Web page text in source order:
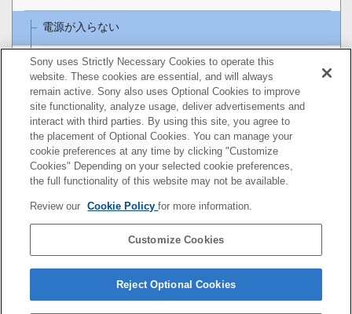
電源が入らない
充電できない
充電時間が長い
充電ケースをパソコンにつないでも充電できない
スマートフォンの画面にヘッドセットの充電式電池
の残量が表示されない
音（音声）
ヘッドセットをリセット・初期化する
Sony uses Strictly Necessary Cookies to operate this
website. These cookies are essential, and will always
remain active. Sony also uses Optional Cookies to improve
site functionality, analyze usage, deliver advertisements and
interact with third parties. By using this site, you agree to
the placement of Optional Cookies. You can manage your
cookie preferences at any time by clicking "Customize
Cookies" Depending on your selected cookie preferences,
the full functionality of this website may not be available.
Review our Cookie Policyfor more information.
Customize Cookies
Reject Optional Cookies